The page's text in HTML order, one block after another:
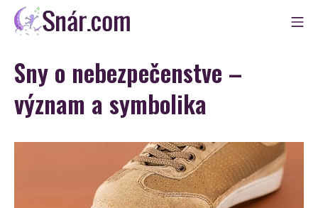
Skip
Snár
Sny o nebezpečenstve –
význam a symbolika